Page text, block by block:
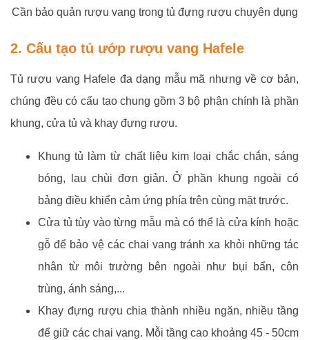
Cần bảo quản rượu vang trong tủ đựng rượu chuyên dụng
2. Cấu tạo tủ ướp rượu vang Hafele
Tủ rượu vang Hafele đa dạng mẫu mã nhưng về cơ bản,
chúng đều có cấu tạo chung gồm 3 bộ phận chính là phần
khung, cửa tủ và khay đựng rượu.
Khung tủ làm từ chất liệu kim loại chắc chắn, sáng
bóng, lau chùi đơn giản. Ở phần khung ngoài có
bảng điều khiển cảm ứng phía trên cùng mặt trước.
Cửa tủ tùy vào từng mẫu mà có thể là cửa kính hoặc
gỗ để bảo vệ các chai vang tránh xa khỏi những tác
nhân từ môi trường bên ngoài như bụi bẩn, côn
trùng, ánh sáng,...
Khay đựng rượu chia thành nhiều ngăn, nhiều tầng
để giữ các chai vang. Mỗi tầng cao khoảng 45 - 50cm